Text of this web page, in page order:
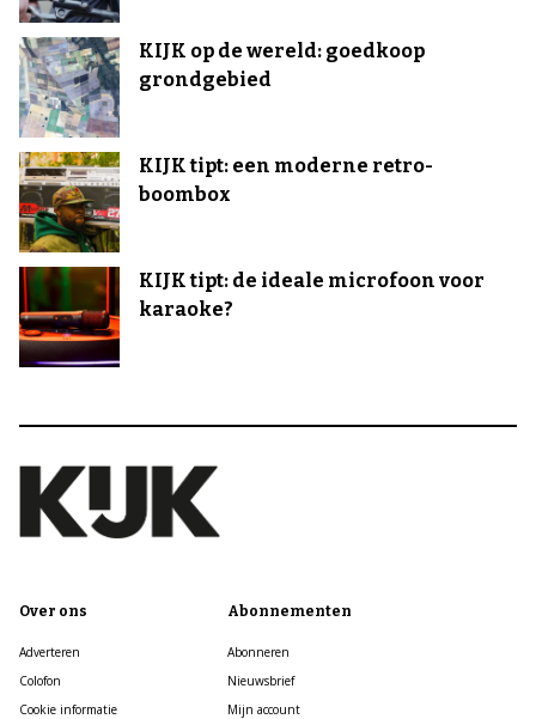
KIJK op de wereld: goedkoop
grondgebied
KIJK tipt: een moderne retro-
boombox
KIJK tipt: de ideale microfoon voor
karaoke?
Over ons
Adverteren
Colofon
Cookie informatie
Abonnementen
Abonneren
Nieuwsbrief
Mijn account